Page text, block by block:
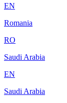
EN
Romania
RO
Saudi Arabia
EN
Saudi Arabia